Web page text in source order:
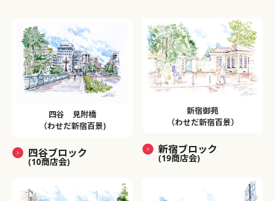
四谷 見附橋
（わせだ新宿百景)
四谷ブロック
(10商店会)
新宿御苑
（わせだ新宿百景）
新宿ブロック
(19商店会)